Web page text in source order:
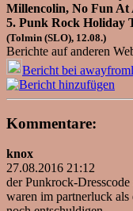
5. Punk Rock Holiday
(Tolmin (SLO), 12.08.)
Berichte auf anderen
Bericht bei
Kommentare:
knox
27.08.2016 21:12
der Punkrock-
waren im partnerluck als